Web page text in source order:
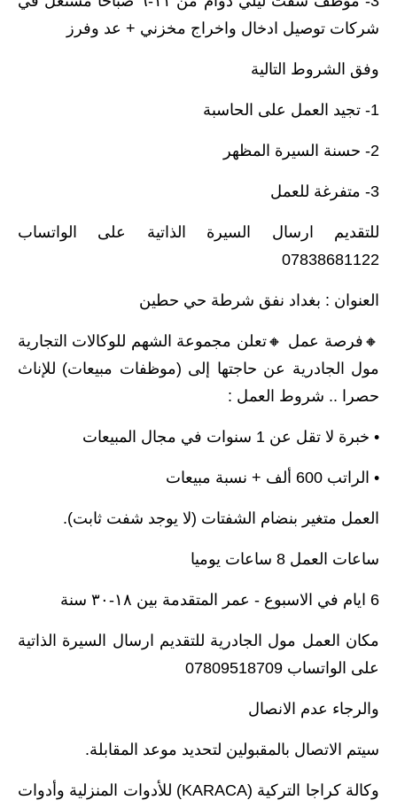
شركات توصيل ادخال واخراج مخزني + عد وفرز
وفق الشروط التالية
1- تجيد العمل على الحاسبة
2- حسنة السيرة المظهر
3- متفرغة للعمل
للتقديم ارسال السيرة الذاتية على الواتساب
07838681122
العنوان : بغداد نفق شرطة حي حطين
🔸️فرصة عمل 🔸️تعلن مجموعة الشهم للوكالات التجارية
مول الجادرية عن حاجتها إلى (موظفات مبيعات) للإناث
حصرا .. شروط العمل :
• خبرة لا تقل عن 1 سنوات في مجال المبيعات
• الراتب 600 ألف + نسبة مبيعات
العمل متغير بنضام الشفتات (لا يوجد شفت ثابت).
ساعات العمل 8 ساعات يوميا
6 ايام في الاسبوع - عمر المتقدمة بين ١٨-٣٠ سنة
مكان العمل مول الجادرية للتقديم ارسال السيرة الذاتية
على الواتساب 07809518709
والرجاء عدم الانصال
سيتم الاتصال بالمقبولين لتحديد موعد المقابلة.
وكالة كراجا التركية (KARACA) للأدوات المنزلية وأدوات